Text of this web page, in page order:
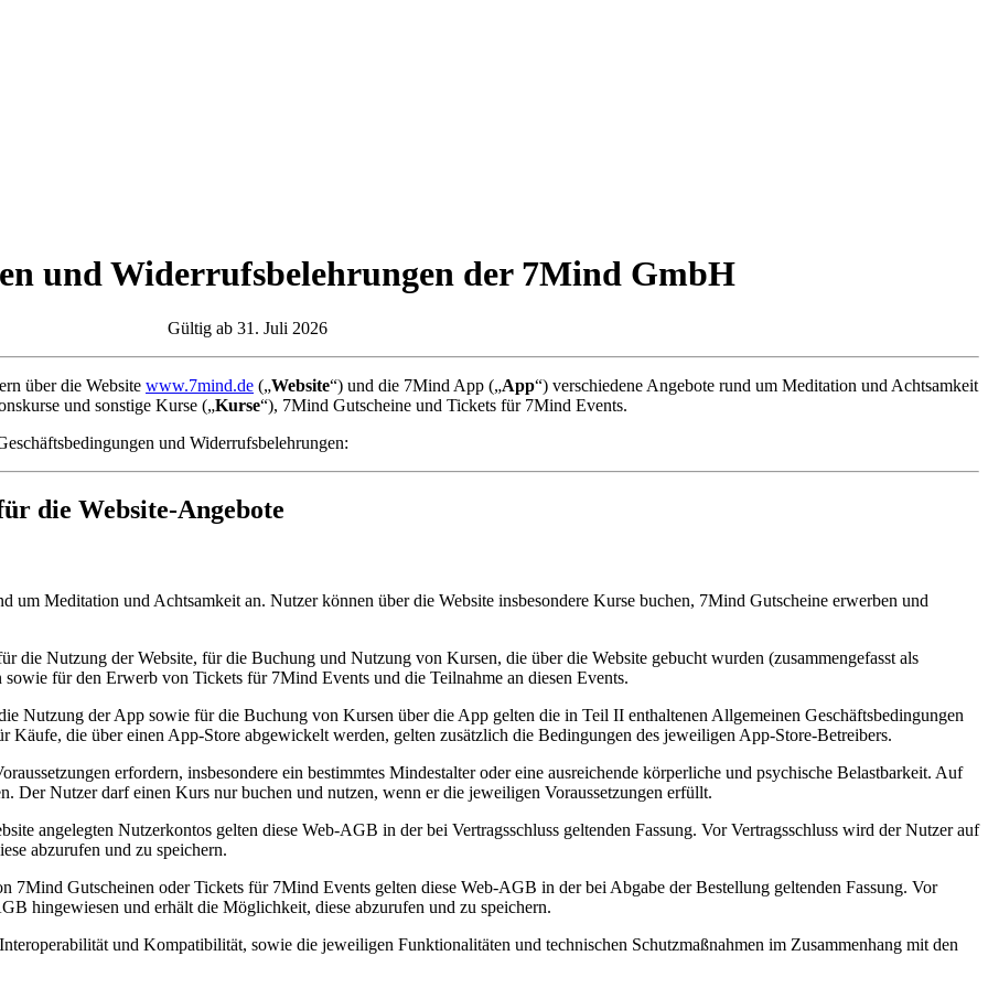
und Widerrufsbelehrungen der 7Mind GmbH
Gültig ab 31. Juli 2026
über die Website www.7mind.de („Website“) und die 7Mind App („App“) verschiedene Angebote rund um Meditation und Achtsamkeit
und sonstige Kurse („Kurse“), 7Mind Gutscheine und Tickets für 7Mind Events.
und Widerrufsbelehrungen:
die Website-Angebote
um Meditation und Achtsamkeit an. Nutzer können über die Website insbesondere Kurse buchen, 7Mind Gutscheine erwerben und
die Nutzung der Website, für die Buchung und Nutzung von Kursen, die über die Website gebucht wurden (zusammengefasst als
für den Erwerb von Tickets für 7Mind Events und die Teilnahme an diesen Events.
Nutzung der App sowie für die Buchung von Kursen über die App gelten die in Teil II enthaltenen Allgemeinen Geschäftsbedingungen
Käufe, die über einen App-Store abgewickelt werden, gelten zusätzlich die Bedingungen des jeweiligen App-Store-Betreibers.
erfordern, insbesondere ein bestimmtes Mindestalter oder eine ausreichende körperliche und psychische Belastbarkeit. Auf
Der Nutzer darf einen Kurs nur buchen und nutzen, wenn er die jeweiligen Voraussetzungen erfüllt.
angelegten Nutzerkontos gelten diese Web-AGB in der bei Vertragsschluss geltenden Fassung. Vor Vertragsschluss wird der Nutzer auf
abzurufen und zu speichern.
7Mind Gutscheinen oder Tickets für 7Mind Events gelten diese Web-AGB in der bei Abgabe der Bestellung geltenden Fassung. Vor
hingewiesen und erhält die Möglichkeit, diese abzurufen und zu speichern.
und Kompatibilität, sowie die jeweiligen Funktionalitäten und technischen Schutzmaßnahmen im Zusammenhang mit den